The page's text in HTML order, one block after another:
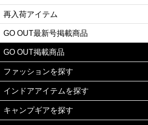
再入荷アイテム
GO OUT最新号掲載商品
GO OUT掲載商品
ファッションを探す
インドアアイテムを探す
キャンプギアを探す